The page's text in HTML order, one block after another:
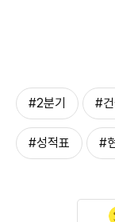
#2분기 #
#성적표 #